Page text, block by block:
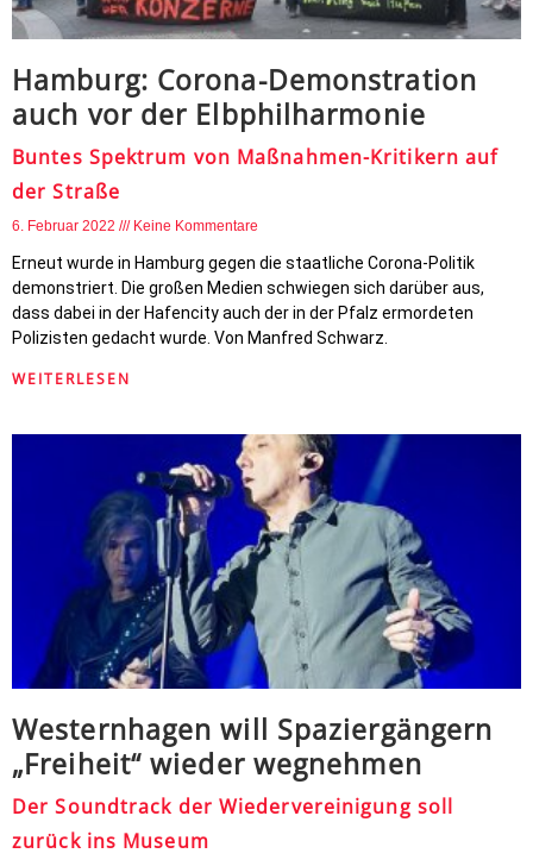
Hamburg: Corona-Demonstration
auch vor der Elbphilharmonie
Buntes Spektrum von Maßnahmen-Kritikern auf
der Straße
6. Februar 2022 Keine Kommentare
Erneut wurde in Hamburg gegen die staatliche Corona-Politik
demonstriert. Die großen Medien schwiegen sich darüber aus,
dass dabei in der Hafencity auch der in der Pfalz ermordeten
Polizisten gedacht wurde. Von Manfred Schwarz.
WEITERLESEN
Westernhagen will Spaziergängern
„Freiheit“ wieder wegnehmen
Der Soundtrack der Wiedervereinigung soll
zurück ins Museum